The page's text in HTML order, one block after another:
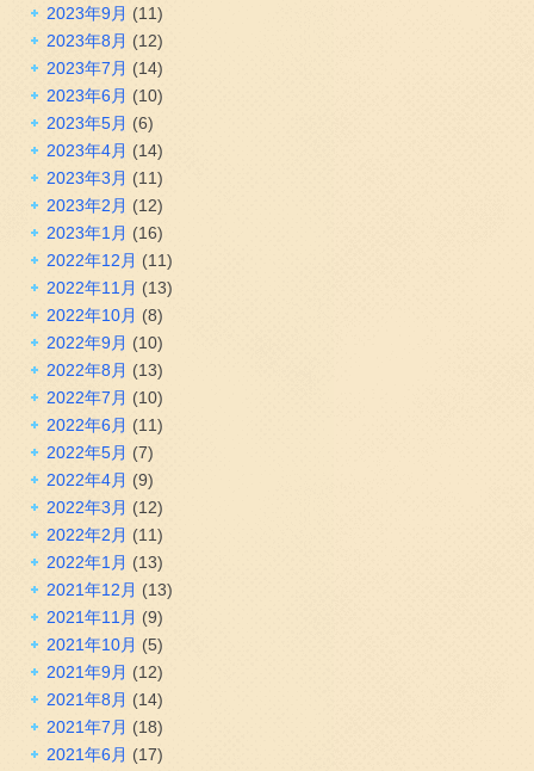
2023年9月 (11)
2023年8月 (12)
2023年7月 (14)
2023年6月 (10)
2023年5月 (6)
2023年4月 (14)
2023年3月 (11)
2023年2月 (12)
2023年1月 (16)
2022年12月 (11)
2022年11月 (13)
2022年10月 (8)
2022年9月 (10)
2022年8月 (13)
2022年7月 (10)
2022年6月 (11)
2022年5月 (7)
2022年4月 (9)
2022年3月 (12)
2022年2月 (11)
2022年1月 (13)
2021年12月 (13)
2021年11月 (9)
2021年10月 (5)
2021年9月 (12)
2021年8月 (14)
2021年7月 (18)
2021年6月 (17)